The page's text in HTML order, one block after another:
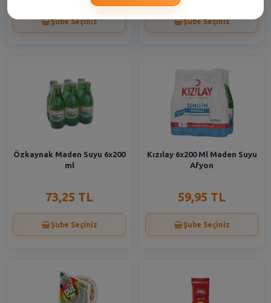
Şube Seçiniz Şube Seçiniz
Özkaynak Maden Suyu 6x200
ml
73,25 TL
Şube Seçiniz
Kızılay 6x200 Ml Maden Suyu
Afyon
59,95 TL
Şube Seçiniz